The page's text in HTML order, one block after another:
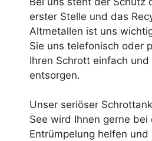
erster Stelle und das
Altmetallen ist uns
Sie uns telefonisch oder
Ihren Schrott einfach
entsorgen.
Unser seriöser
See wird Ihnen gerne bei
Entrümpelung helfen und